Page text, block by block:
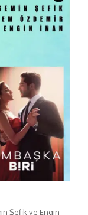
Şefik ve Engin